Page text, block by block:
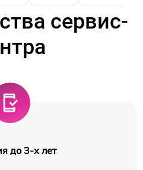
сервис-
до 3-х лет